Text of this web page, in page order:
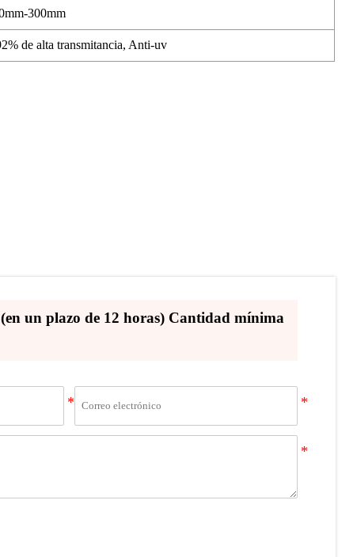
300mm
de alta transmitancia, Anti-uv
un plazo de 12 horas) Cantidad mínima